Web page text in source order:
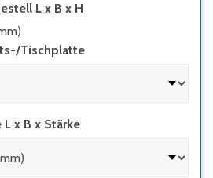
L x B x H
Tischplatte
x B x Stärke